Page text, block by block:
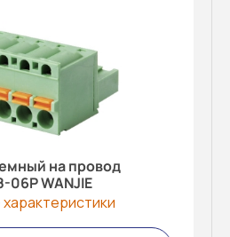
на провод
06P WANJIE